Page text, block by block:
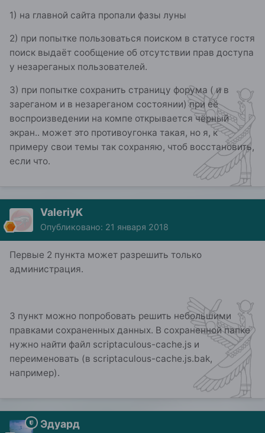
1) на главной сайта пропали фазы луны
2) при попытке пользоваться поиском в статусе гостя
поиск выдаёт сообщение об отсутствии прав доступа
у незареганых пользователей.
3) при попытке сохранить страницу форума ( и в
зареганом и в незареганом состоянии) при её
воспроизведении на компе открывается чёрный
экран.. может это противоугонка такая, но я, к
примеру свои темы так сохраняю, чтоб восстановить,
если что.
ValeriyK
Опубликовано: 21 января 2018
Первые 2 пункта может разрешить только
администрация.
3 пункт можно попробовать решить небольшими
правками сохраненных данных. В сохраненной папке
нужно найти файл scriptaculous-cache.js и
переименовать (в scriptaculous-cache.js.bak,
например).
Эдуард